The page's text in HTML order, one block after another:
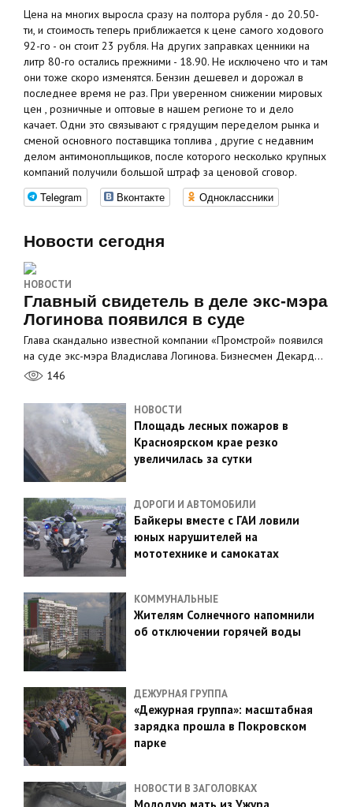
Цена на многих выросла сразу на полтора рубля - до 20.50-
ти, и стоимость теперь приближается к цене самого ходового
92-го - он стоит 23 рубля. На других заправках ценники на
литр 80-го остались прежними - 18.90. Не исключено что и там
они тоже скоро изменятся. Бензин дешевел и дорожал в
последнее время не раз. При уверенном снижении мировых
цен , розничные и оптовые в нашем регионе то и дело
качает. Одни это связывают с грядущим переделом рынка и
сменой основного поставщика топлива , другие с недавним
делом антимонопльщиков, после которого несколько крупных
компаний получили большой штраф за ценовой сговор.
Telegram Вконтакте Одноклассники
Новости сегодня
НОВОСТИ
Главный свидетель в деле экс-мэра
Логинова появился в суде
Глава скандально известной компании «Промстрой» появился
на суде экс-мэра Владислава Логинова. Бизнесмен Декард…
146
НОВОСТИ
Площадь лесных пожаров в
Красноярском крае резко
увеличилась за сутки
ДОРОГИ И АВТОМОБИЛИ
Байкеры вместе с ГАИ ловили
юных нарушителей на
мототехнике и самокатах
КОММУНАЛЬНЫЕ
Жителям Солнечного напомнили
об отключении горячей воды
ДЕЖУРНАЯ ГРУППА
«Дежурная группа»: масштабная
зарядка прошла в Покровском
парке
НОВОСТИ В ЗАГОЛОВКАХ